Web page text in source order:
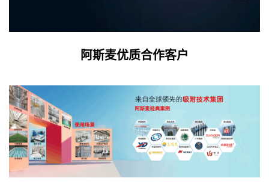
阿斯麦优质合作客户